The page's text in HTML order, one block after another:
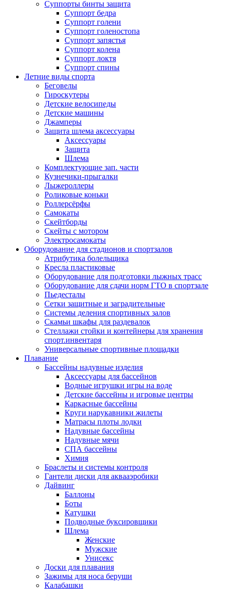
Суппорты бинты защита
Суппорт бедра
Суппорт голени
Суппорт голеностопа
Суппорт запястья
Суппорт колена
Суппорт локтя
Суппорт спины
Летние виды спорта
Беговелы
Гироскутеры
Детские велосипеды
Детские машины
Джамперы
Защита шлема аксессуары
Аксессуары
Защита
Шлема
Комплектующие зап. части
Кузнечики-прыгалки
Лыжероллеры
Роликовые коньки
Роллерсёрфы
Самокаты
Скейтборды
Скейты с мотором
Электросамокаты
Оборудование для стадионов и спортзалов
Атрибутика болельщика
Кресла пластиковые
Оборудование для подготовки лыжных трасс
Оборудование для сдачи норм ГТО в спортзале
Пьедесталы
Сетки защитные и заградительные
Системы деления спортивных залов
Скамьи шкафы для раздевалок
Стеллажи стойки и контейнеры для хранения
спорт.инвентаря
Универсальные спортивные площадки
Плавание
Бассейны надувные изделия
Аксессуары для бассейнов
Водные игрушки игры на воде
Детские бассейны и игровые центры
Каркасные бассейны
Круги нарукавники жилеты
Матрасы плоты лодки
Надувные бассейны
Надувные мячи
СПА бассейны
Химия
Браслеты и системы контроля
Гантели диски для аквааэробики
Дайвинг
Баллоны
Боты
Катушки
Подводные буксировщики
Шлема
Женские
Мужские
Унисекс
Доски для плавания
Зажимы для носа беруши
Калабашки